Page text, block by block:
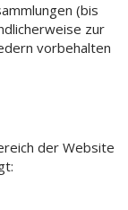
(bis
zur
vorbehalten
der Website